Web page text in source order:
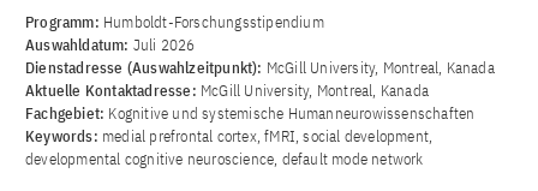
Programm: Humboldt-Forschungsstipendium
Auswahldatum: Juli 2026
Dienstadresse (Auswahlzeitpunkt): McGill University, Montreal, Kanada
Aktuelle Kontaktadresse: McGill University, Montreal, Kanada
Fachgebiet: Kognitive und systemische Humanneurowissenschaften
Keywords: medial prefrontal cortex, fMRI, social development,
developmental cognitive neuroscience, default mode network